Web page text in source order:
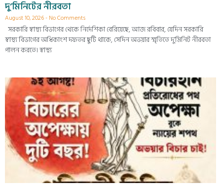
দু’মিনিটের নীরবতা
August 10, 2026 No Comments
সরকারি স্বাস্থ্য বিভাগের থেকে নির্দেশিকা বেরিয়েছে, আজ রবিবার, যেদিন সরকারি
স্বাস্থ্য বিভাগের অধিকাংশ দফতর ছুটি থাকে, সেদিন অভয়ার স্মৃতিতে দু’মিনিট নীরবতা
পালন করতে। স্বাস্থ্য